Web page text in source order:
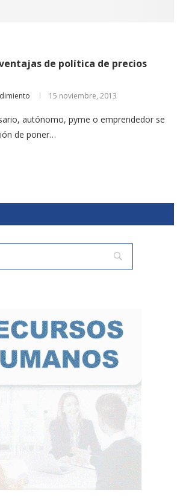
de política de precios
15 noviembre, 2013
autónomo, pyme o emprendedor se
de poner…